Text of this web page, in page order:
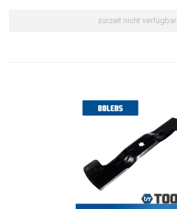
zurzeit nicht verfügbar